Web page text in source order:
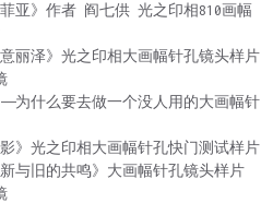
菲亚》作者 阎七供 光之印相810画幅
意丽泽》光之印相大画幅针孔镜头样片
为什么要去做一个没人用的大画幅针
影》光之印相大画幅针孔快门测试样片
新与旧的共鸣》大画幅针孔镜头样片